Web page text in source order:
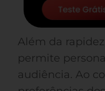
Além da
permite
audiência. Ao